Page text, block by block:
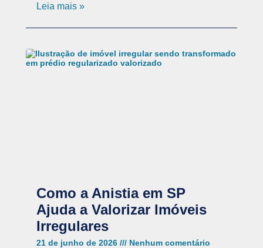
Leia mais »
Como a Anistia em SP
Ajuda a Valorizar Imóveis
Irregulares
21 de junho de 2026 Nenhum comentário